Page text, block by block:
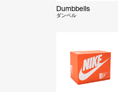
Dumbbells
ダンベル